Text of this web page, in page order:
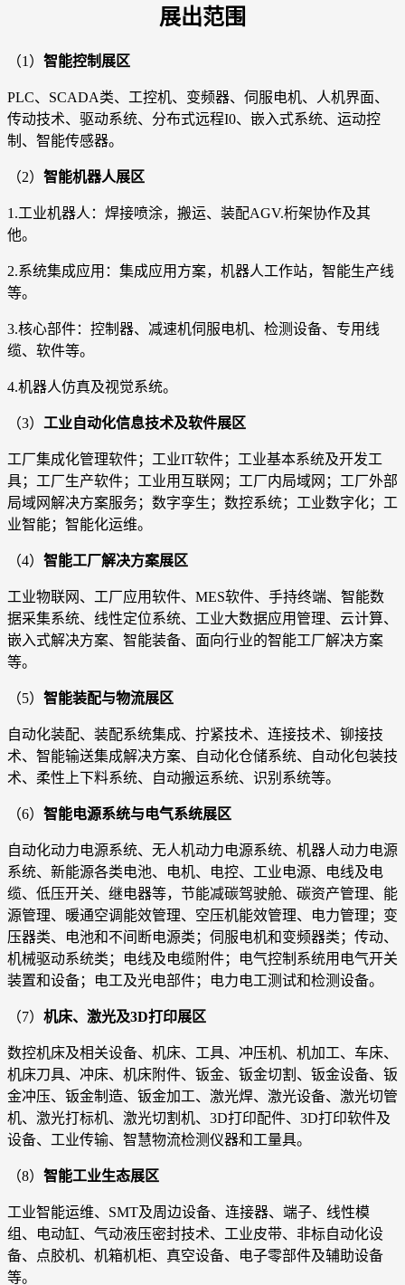
展出范围
（1） 智能控制展区
PLC、SCADA类、工控机、变频器、伺服电机、人机界面、
传动技术、驱动系统、分布式远程I0、嵌入式系统、运动控
制、智能传感器。
（2） 智能机器人展区
1.工业机器人：焊接喷涂，搬运、装配AGV.桁架协作及其
他。
2.系统集成应用：集成应用方案，机器人工作站，智能生产线
等。
3.核心部件：控制器、减速机伺服电机、检测设备、专用线
缆、软件等。
4.机器人仿真及视觉系统。
（3） 工业自动化信息技术及软件展区
工厂集成化管理软件；工业IT软件；工业基本系统及开发工
具；工厂生产软件；工业用互联网；工厂内局域网；工厂外部
局域网解决方案服务；数字孪生；数控系统；工业数字化；工
业智能；智能化运维。
（4） 智能工厂解决方案展区
工业物联网、工厂应用软件、MES软件、手持终端、智能数
据采集系统、线性定位系统、工业大数据应用管理、云计算、
嵌入式解决方案、智能装备、面向行业的智能工厂解决方案
等。
（5） 智能装配与物流展区
自动化装配、装配系统集成、拧紧技术、连接技术、铆接技
术、智能输送集成解决方案、自动化仓储系统、自动化包装技
术、柔性上下料系统、自动搬运系统、识别系统等。
（6） 智能电源系统与电气系统展区
自动化动力电源系统、无人机动力电源系统、机器人动力电源
系统、新能源各类电池、电机、电控、工业电源、电线及电
缆、低压开关、继电器等，节能减碳驾驶舱、碳资产管理、能
源管理、暖通空调能效管理、空压机能效管理、电力管理；变
压器类、电池和不间断电源类；伺服电机和变频器类；传动、
机械驱动系统类；电线及电缆附件；电气控制系统用电气开关
装置和设备；电工及光电部件；电力电工测试和检测设备。
（7） 机床、激光及3D打印展区
数控机床及相关设备、机床、工具、冲压机、机加工、车床、
机床刀具、冲床、机床附件、钣金、钣金切割、钣金设备、钣
金冲压、钣金制造、钣金加工、激光焊、激光设备、激光切管
机、激光打标机、激光切割机、3D打印配件、3D打印软件及
设备、工业传输、智慧物流检测仪器和工量具。
（8） 智能工业生态展区
工业智能运维、SMT及周边设备、连接器、端子、线性模
组、电动缸、气动液压密封技术、工业皮带、非标自动化设
备、点胶机、机箱机柜、真空设备、电子零部件及辅助设备
等。